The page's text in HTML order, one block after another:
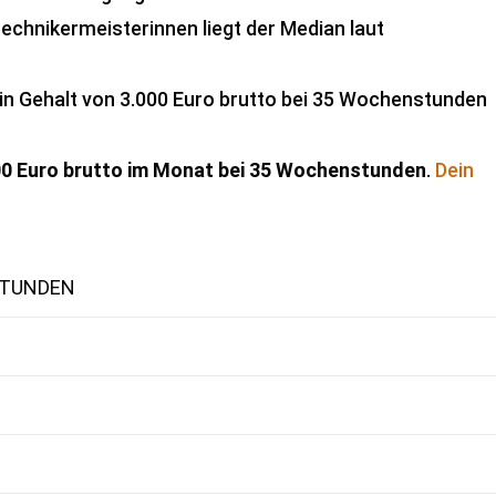
liegt der Median laut
Gehalt von 3.000 Euro brutto bei 35 Wochenstunden
Euro brutto im Monat bei 35 Wochenstunden. Dein